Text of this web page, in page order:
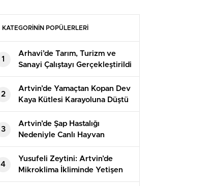
KATEGORİNİN POPÜLERLERİ
1
Arhavi’de Tarım, Turizm ve
Sanayi Çalıştayı Gerçekleştirildi
2
Artvin’de Yamaçtan Kopan Dev
Kaya Kütlesi Karayoluna Düştü
3
Artvin’de Şap Hastalığı
Nedeniyle Canlı Hayvan
Ticaretine Kısıtlama Getirildi
4
Yusufeli Zeytini: Artvin’de
Mikroklima İkliminde Yetişen
Üstün Lezzetli Zeytin